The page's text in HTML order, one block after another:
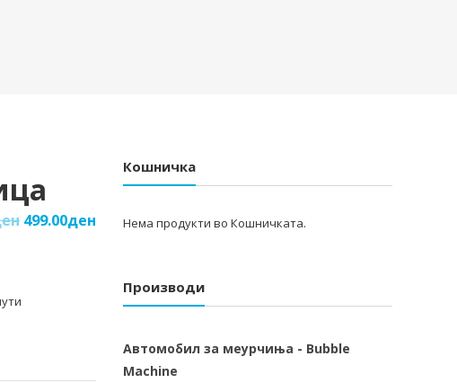
499.00ден
Кошничка
Нема продукти во Кошничката.
Производи
Автомобил за меурчиња - Bubble
Machine